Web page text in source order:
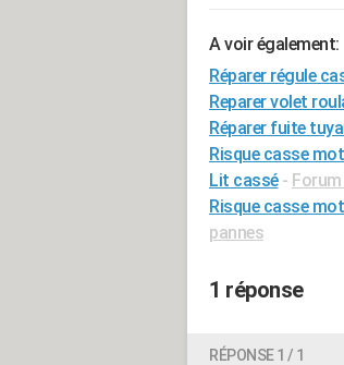
A voir également:
Réparer régule
Reparer volet
Réparer fuite
Risque casse
Lit cassé -
Risque casse
pannes
1 réponse
RÉPONSE 1 / 1